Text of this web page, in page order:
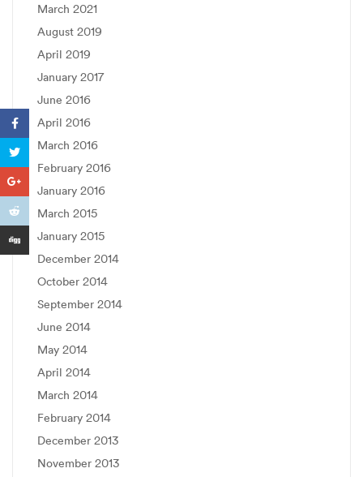
March 2021
August 2019
April 2019
January 2017
June 2016
April 2016
March 2016
February 2016
January 2016
March 2015
January 2015
December 2014
October 2014
September 2014
June 2014
May 2014
April 2014
March 2014
February 2014
December 2013
November 2013